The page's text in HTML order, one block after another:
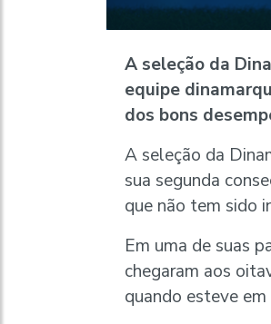
A seleção da
equipe
dos bons
A seleção da
sua segunda
que não tem sido
Em uma de suas
chegaram aos
quando esteve